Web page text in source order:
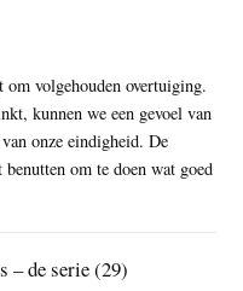
volgehouden overtuiging.
kunnen we een gevoel van
onze eindigheid. De
om te doen wat goed
– de serie (29)